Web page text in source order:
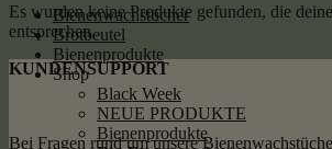
Bienenwachstücher
Brotbeutel
Bienenprodukte
Shop
Black Week
NEUE PRODUKTE
Bienenprodukte
Es wurden keine Produkte gefunden, die
entsprechen.
KUNDENSUPPORT
Bei Fragen rund um unsere